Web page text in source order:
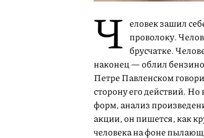
Ч еловек зашил
проволоку.
брусчатке.
наконец — облил
Петре Павленском
сторону его действий.
форм, анализ
акции, он пишется, как
человека на фоне